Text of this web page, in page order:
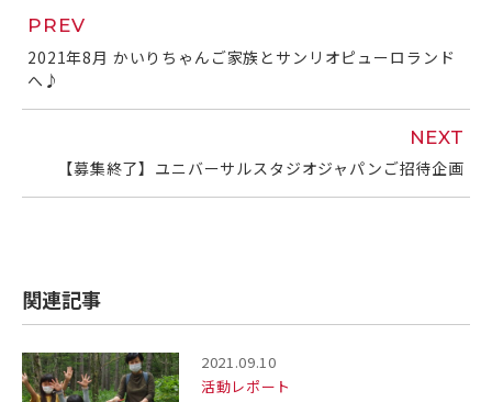
PREV
2021年8月 かいりちゃんご家族とサンリオピューロランド
へ♪
NEXT
【募集終了】ユニバーサルスタジオジャパンご招待企画
関連記事
2021.09.10
活動レポート